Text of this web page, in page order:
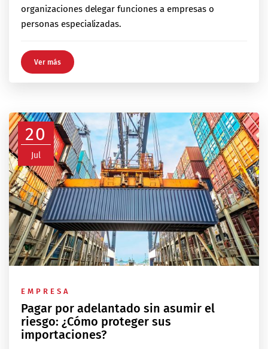
organizaciones delegar funciones a empresas o
personas especializadas.
Ver más
20
Jul
EMPRESA
Pagar por adelantado sin asumir el
riesgo: ¿Cómo proteger sus
importaciones?